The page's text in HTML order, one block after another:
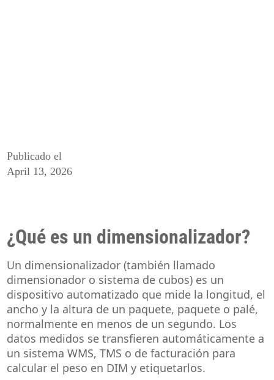
Publicado el
April 13, 2026
¿Qué es un dimensionalizador?
Un dimensionalizador (también llamado
dimensionador o sistema de cubos) es un
dispositivo automatizado que mide la longitud, el
ancho y la altura de un paquete, paquete o palé,
normalmente en menos de un segundo. Los
datos medidos se transfieren automáticamente a
un sistema WMS, TMS o de facturación para
calcular el peso en DIM y etiquetarlos.